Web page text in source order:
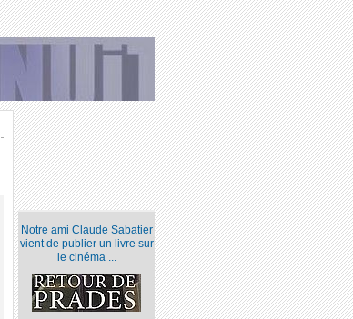
Notre ami Claude Sabatier
vient de publier un livre sur
le cinéma ...